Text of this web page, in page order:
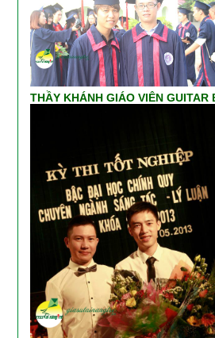
THẦY KHÁNH GIÁO VIÊN GUITAR